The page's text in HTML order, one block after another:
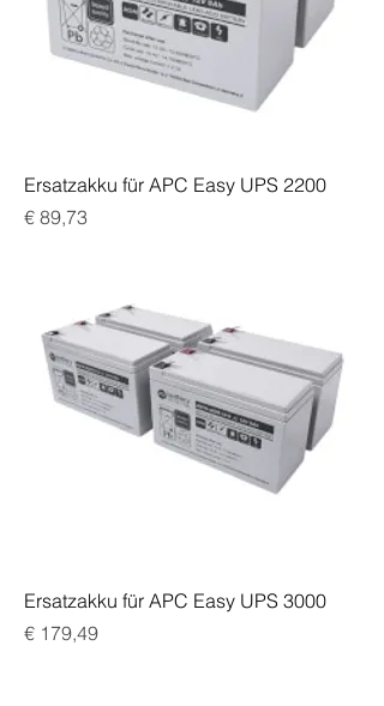
Ersatzakku für APC Easy UPS 2200
Preis
€ 89,73
Ersatzakku für APC Easy UPS 3000
Preis
€ 179,49